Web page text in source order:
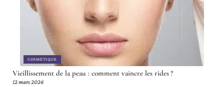
COSMÉTIQUE
Vieillissement de la peau : comment vaincre les rides ?
12 mars 2026